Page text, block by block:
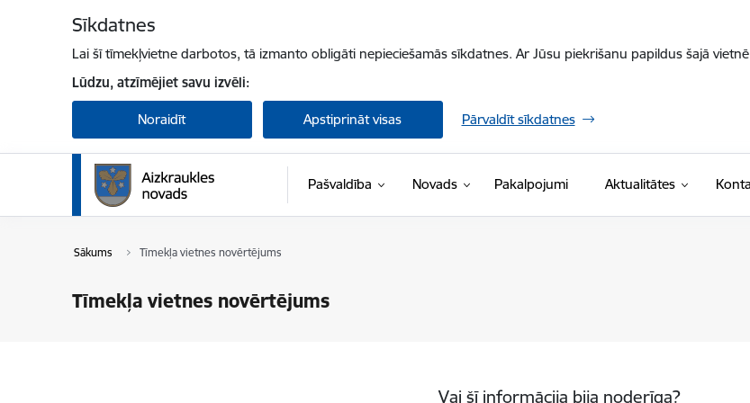
Sīkdatnes
Lai šī tīmekļvietne darbotos, tā izmanto obligāti nepieciešamās sīkdatnes. Ar Jūsu piekrišanu papildus šajā
Lūdzu, atzīmējiet savu izvēli:
Noraidīt Apstiprināt visas Pārvaldīt sīkdatnes
Pašvaldība Novads Pakalpojumi Aktualitātes
Sākums Tīmekļa vietnes novērtējums
Tīmekļa vietnes novērtējums
Vai šī informācija bija noderīga?